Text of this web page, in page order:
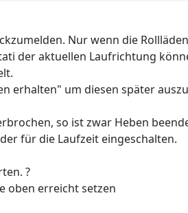
Nur wenn die
der aktuellen Laufrichtung
erhalten" um diesen später
so ist zwar Heben
für die Laufzeit eingeschalten.
?
oben erreicht setzen